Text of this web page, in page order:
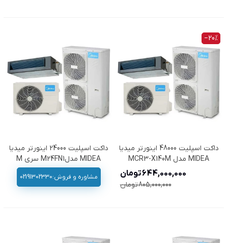
‎−20%
داکت اسپلیت 48000 اینورتر میدیا
MIDEA مدل MCR3-X140M
644,000,000 تومان
805,000,000 تومان
داکت اسپلیت 24000 اینورتر میدیا
MIDEA مدلM24FN1 سری M
مشاوره و فروش:02191302330